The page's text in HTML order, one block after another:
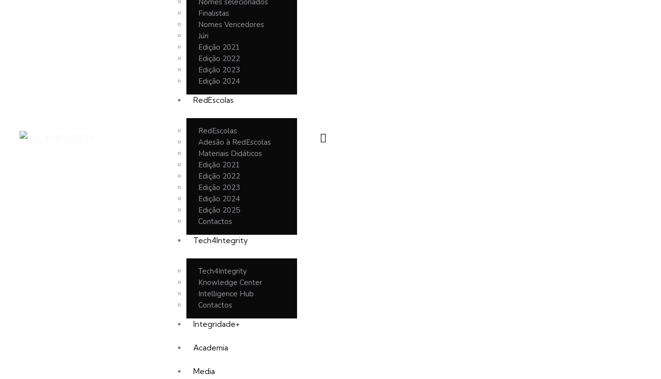
Nomes selecionados
Finalistas
Nomes Vencedores
Júri
Edição 2021
Edição 2022
Edição 2023
Edição 2024
RedEscolas
RedEscolas
Adesão à RedEscolas
Materiais Didáticos
Edição 2021
Edição 2022
Edição 2023
Edição 2024
Edição 2025
Contactos
Tech4Integrity
Tech4Integrity
Knowledge Center
Intelligence Hub
Contactos
Integridade+
Academia
Media